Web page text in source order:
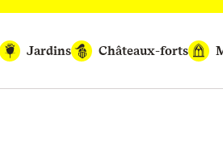
Jardins Châteaux-forts